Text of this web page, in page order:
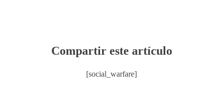
Compartir este artículo
[social_warfare]